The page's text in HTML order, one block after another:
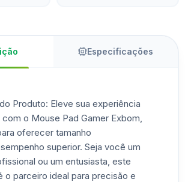
Especificações
Produto: Eleve sua experiência
o Mouse Pad Gamer Exbom,
oferecer tamanho
superior. Seja você um
ou um entusiasta, este
o parceiro ideal para precisão e